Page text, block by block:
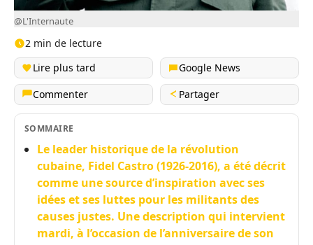
@L'Internaute
2 min de lecture
Lire plus tard
Google News
Commenter
Partager
SOMMAIRE
Le leader historique de la révolution
cubaine, Fidel Castro (1926-2016), a été décrit
comme une source d’inspiration avec ses
idées et ses luttes pour les militants des
causes justes. Une description qui intervient
mardi, à l’occasion de l’anniversaire de son